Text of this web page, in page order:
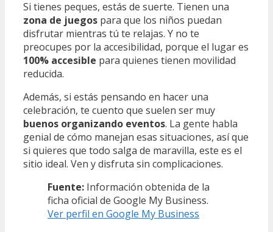
Si tienes peques, estás de suerte. Tienen una
zona de juegos para que los niños puedan
disfrutar mientras tú te relajas. Y no te
preocupes por la accesibilidad, porque el lugar es
100% accesible para quienes tienen movilidad
reducida.
Además, si estás pensando en hacer una
celebración, te cuento que suelen ser muy
buenos organizando eventos. La gente habla
genial de cómo manejan esas situaciones, así que
si quieres que todo salga de maravilla, este es el
sitio ideal. Ven y disfruta sin complicaciones.
Fuente: Información obtenida de la
ficha oficial de Google My Business.
Ver perfil en Google My Business